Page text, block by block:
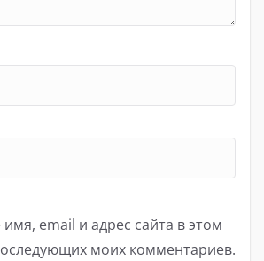
email и адрес сайта в этом
моих комментариев.